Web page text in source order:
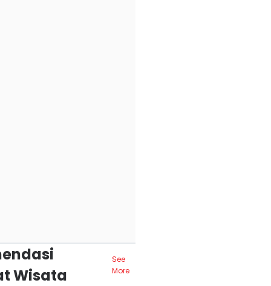
Wisata
See
More